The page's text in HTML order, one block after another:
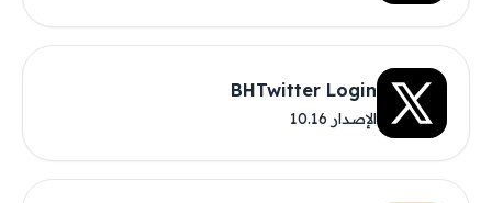
BHTwitter Login
الإصدار 10.16